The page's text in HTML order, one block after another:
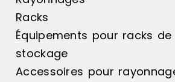
Racks
Équipements pour racks de
stockage
Accessoires pour